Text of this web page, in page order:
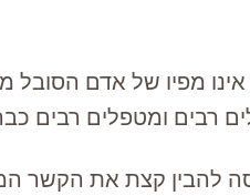
אינו מפיו של אדם
רבים ומטפלים רבים
להבין קצת את הקשר